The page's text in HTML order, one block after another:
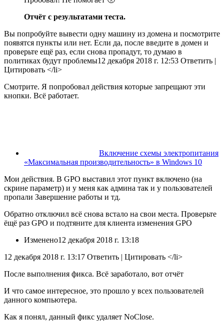
Отчёт с результатами теста.
Вы попробуйте вывести одну машину из домена и посмотрите
появятся пункты или нет. Если да, после введите в домен и
проверьте ещё раз, если снова пропадут, то думаю в
политиках будут проблемы12 декабря 2018 г. 12:53 Ответить |
Цитировать </li>
Смотрите. Я попробовал действия которые запрещают эти
кнопки. Всё работает.
Включение схемы электропитания
«Максимальная производительность» в Windows 10
Мои действия. В GPO выставил этот пункт включено (на
скрине параметр) и у меня как админа так и у пользователей
пропали Завершение работы и тд.
Обратно отключил всё снова встало на свои места. Проверьте
ёщё раз GPO и подтяните для клиента изменения GPO
Изменено12 декабря 2018 г. 13:18
12 декабря 2018 г. 13:17 Ответить | Цитировать </li>
После выполнения фикса. Всё заработало, вот отчёт
И что самое интересное, это прошло у всех пользователей
данного компьютера.
Как я понял, данный фикс удаляет NoClose.